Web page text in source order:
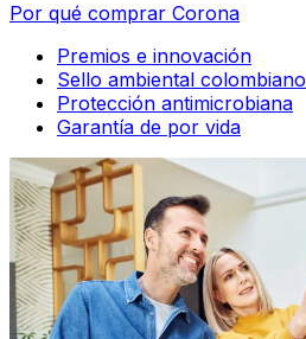
Por qué comprar Corona
Premios e innovación
Sello ambiental colombiano
Protección antimicrobiana
Garantía de por vida